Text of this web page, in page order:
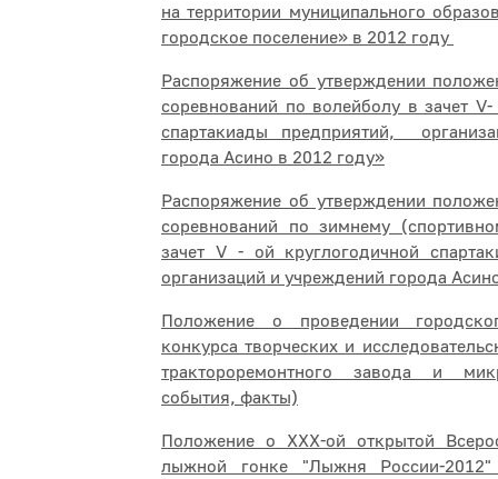
на территории муниципального
городское поселение» в 2012 году
Распоряжение об утверждении
соревнований по волейболу в зачет
спартакиады предприятий,
города Асино в 2012 году»
Распоряжение об утверждении
соревнований по зимнему
зачет V - ой круглогодичной
организаций и учреждений города
Положение о проведении
конкурса творческих и
трактороремонтного завода и
события, факты)
Положение о ХХХ-ой открытой
лыжной гонке "Лыжня России-